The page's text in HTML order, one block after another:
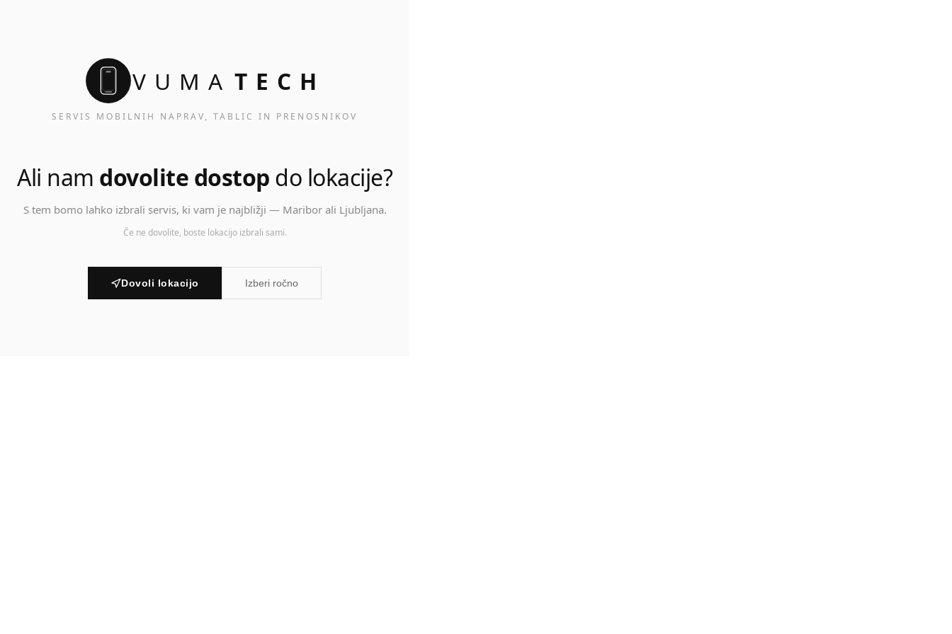
VUMA TECH
SERVIS MOBILNIH NAPRAV, TABLIC IN PRENOSNIKOV
Ali nam dovolite dostop do lokacije?
S tem bomo lahko izbrali servis, ki vam je najbližji — Maribor ali Ljubljana.
Če ne dovolite, boste lokacijo izbrali sami.
Dovoli lokacijo Izberi ročno